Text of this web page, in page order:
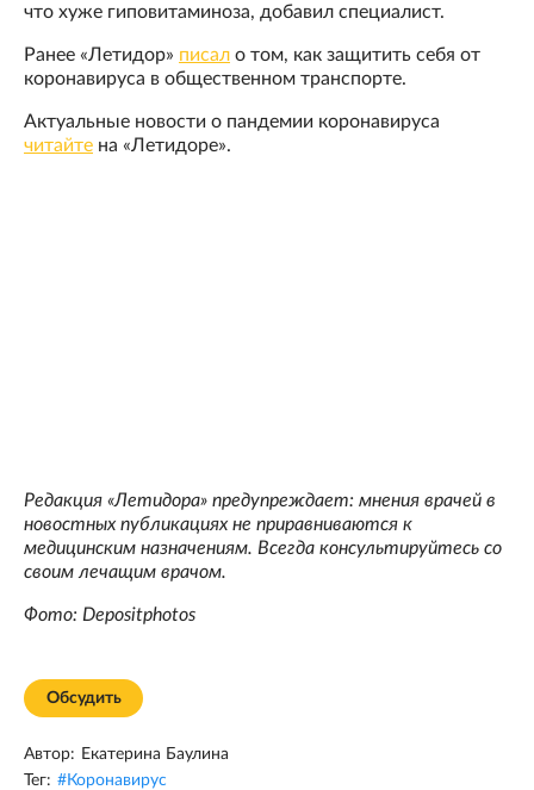
что хуже гиповитаминоза, добавил специалист.
Ранее «Летидор» писал о том, как защитить себя от
коронавируса в общественном транспорте.
Актуальные новости о пандемии коронавируса
читайте на «Летидоре».
Редакция «Летидора» предупреждает: мнения врачей в
новостных публикациях не приравниваются к
медицинским назначениям. Всегда консультируйтесь со
своим лечащим врачом.
Фото: Depositphotos
Обсудить
Автор: Екатерина Баулина
Тег: #Коронавирус